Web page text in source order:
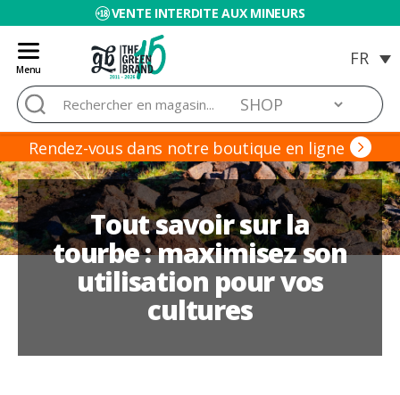
VENTE INTERDITE AUX MINEURS
Menu
Blog
de
Grow
Barato
Rechercher :
Rendez-vous dans notre boutique en ligne
Tout savoir sur la
tourbe : maximisez son
utilisation pour vos
cultures